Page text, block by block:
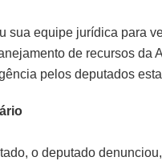
sua equipe jurídica para
de recursos da
pelos deputados
o deputado